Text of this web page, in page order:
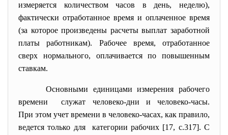
измеряется количеством часов в день, неделю),
фактически отработанное время и оплаченное время
(за которое произведены расчеты выплат заработной
платы работникам). Рабочее время, отработанное
сверх нормального, оплачивается по повышенным
ставкам.
Основными единицами измерения рабочего
времени служат человеко-дни и человеко-часы.
При этом учет времени в человеко-часах, как правило,
ведется только для категории рабочих [17, c.317]. С